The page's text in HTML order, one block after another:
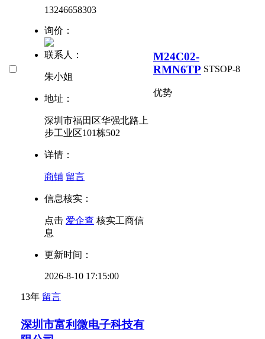
13246658303
询价：
联系人：
朱小姐
地址：
深圳市福田区华强北路上
步工业区101栋502
详情：
商铺 留言
信息核实：
点击 爱企查 核实工商信
息
更新时间：
2026-8-10 17:15:00
13年 留言
M24C02-
RMN6TP
优势
STSOP-8
深圳市富利微电子科技有